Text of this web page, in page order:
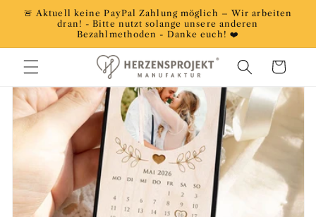
zum
🚨 Aktuell keine PayPal Zahlung möglich – Wir arbeiten
dran! - Bitte nutzt solange unsere anderen
Bezahlmethoden - Danke euch! ❤️
Warenkorb